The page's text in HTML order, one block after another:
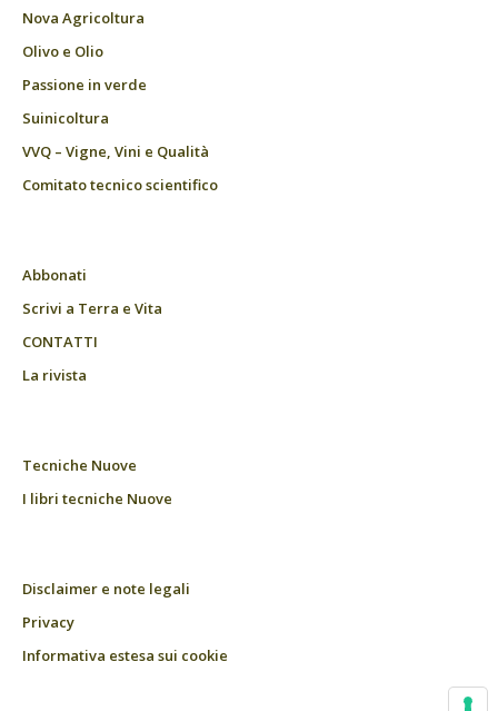
Nova Agricoltura
Olivo e Olio
Passione in verde
Suinicoltura
VVQ – Vigne, Vini e Qualità
Comitato tecnico scientifico
Abbonati
Scrivi a Terra e Vita
CONTATTI
La rivista
Tecniche Nuove
I libri tecniche Nuove
Disclaimer e note legali
Privacy
Informativa estesa sui cookie